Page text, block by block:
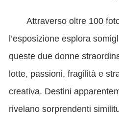
Attraverso oltre 100
l’esposizione esplora
queste due donne
lotte, passioni, fragilità e
creativa. Destini
rivelano sorprendenti